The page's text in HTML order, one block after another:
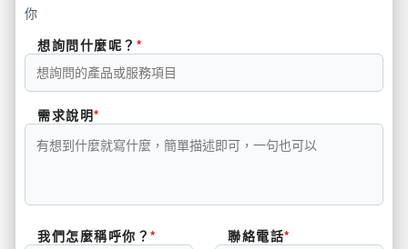
你
想詢問什麼呢？
需求說明
我們怎麼稱呼你？ 聯絡電話